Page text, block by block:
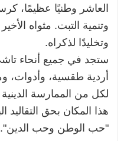
العاشر وطنيًا عظيمًا،
وتنمية التبت. مثواه
وتخليدًا لذكراه.
ستجد في جميع أنحاء
أردية طقسية، وأدوات،
لكل من الممارسة
هذا المكان بحق التقاليد
"حب الوطن وحب الدين".